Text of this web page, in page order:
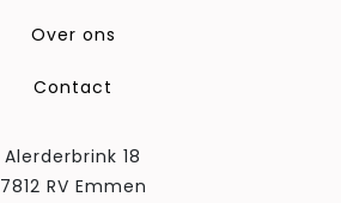
Over ons
Contact
Alerderbrink 18
7812 RV Emmen